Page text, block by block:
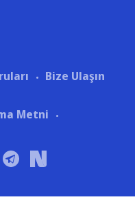
Bize Ulaşın
Metni